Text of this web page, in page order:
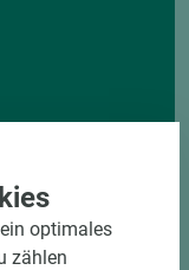
optimales
zählen